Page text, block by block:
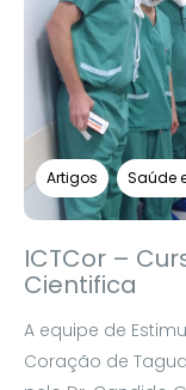
Artigos Saúde
ICTCor –
Cientifica
A equipe de
Coração de